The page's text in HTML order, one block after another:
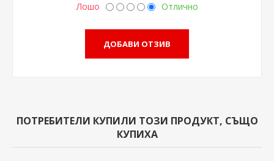
Лошо Отлично
ПОТРЕБИТЕЛИ КУПИЛИ ТОЗИ ПРОДУКТ, СЪЩО
КУПИХА